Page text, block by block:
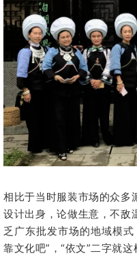
相比于当时服装市场的众多
设计出身，论做生意，不敌
乏广东批发市场的地域模
靠文化吧”，“依文”二字就这